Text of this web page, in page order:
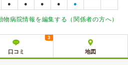
● ● ● ● ●
物病院情報を編集する（関係者の方へ）
口コミ
3
地図